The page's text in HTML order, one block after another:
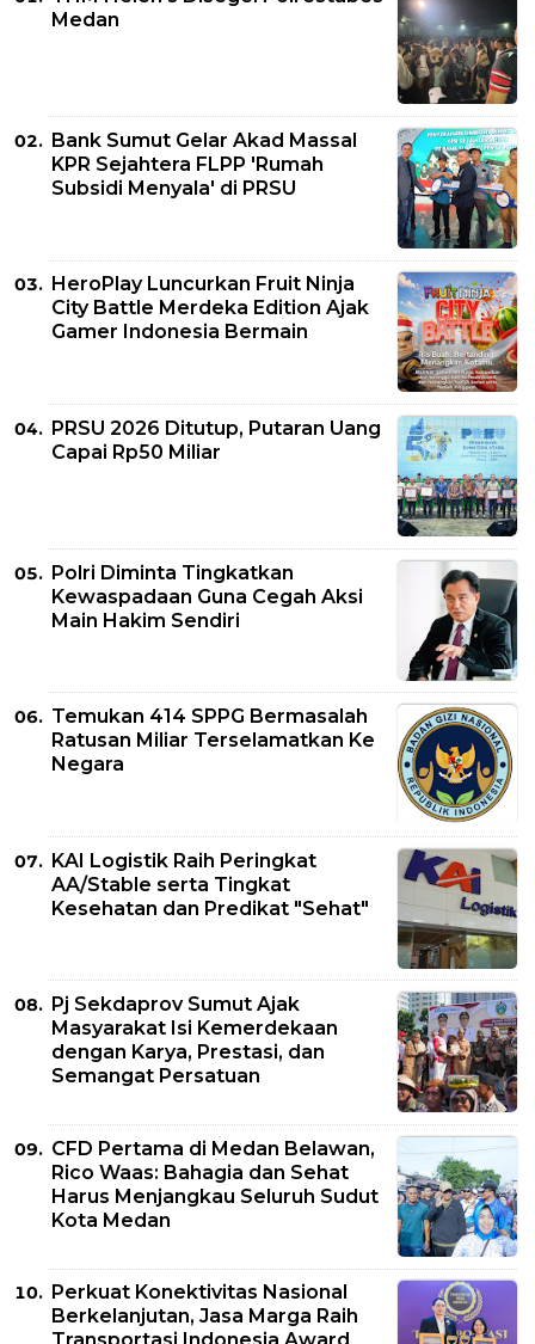
Medan
Bank Sumut Gelar Akad Massal
KPR Sejahtera FLPP 'Rumah
Subsidi Menyala' di PRSU
HeroPlay Luncurkan Fruit Ninja
City Battle Merdeka Edition Ajak
Gamer Indonesia Bermain
PRSU 2026 Ditutup, Putaran Uang
Capai Rp50 Miliar
Polri Diminta Tingkatkan
Kewaspadaan Guna Cegah Aksi
Main Hakim Sendiri
Temukan 414 SPPG Bermasalah
Ratusan Miliar Terselamatkan Ke
Negara
KAI Logistik Raih Peringkat
AA/Stable serta Tingkat
Kesehatan dan Predikat "Sehat"
Pj Sekdaprov Sumut Ajak
Masyarakat Isi Kemerdekaan
dengan Karya, Prestasi, dan
Semangat Persatuan
CFD Pertama di Medan Belawan,
Rico Waas: Bahagia dan Sehat
Harus Menjangkau Seluruh Sudut
Kota Medan
Perkuat Konektivitas Nasional
Berkelanjutan, Jasa Marga Raih